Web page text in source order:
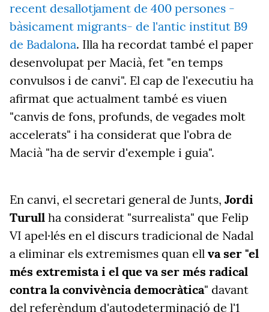
recent desallotjament de 400 persones -
bàsicament migrants- de l'antic institut B9
de Badalona. Illa ha recordat també el paper
desenvolupat per Macià, fet "en temps
convulsos i de canvi". El cap de l'executiu ha
afirmat que actualment també es viuen
"canvis de fons, profunds, de vegades molt
accelerats" i ha considerat que l'obra de
Macià "ha de servir d'exemple i guia".
En canvi, el secretari general de Junts, Jordi
Turull ha considerat "surrealista" que Felip
VI apel·lés en el discurs tradicional de Nadal
a eliminar els extremismes quan ell va ser "el
més extremista i el que va ser més radical
contra la convivència democràtica" davant
del referèndum d'autodeterminació de l'1